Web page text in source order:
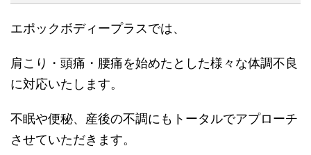
エポックボディープラスでは、
肩こり・頭痛・腰痛を始めたとした様々な体調不良
に対応いたします。
不眠や便秘、産後の不調にもトータルでアプローチ
させていただきます。